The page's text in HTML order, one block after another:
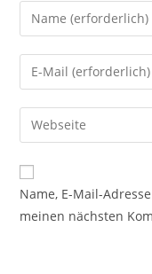
Name, E-Mail-
meinen nächsten